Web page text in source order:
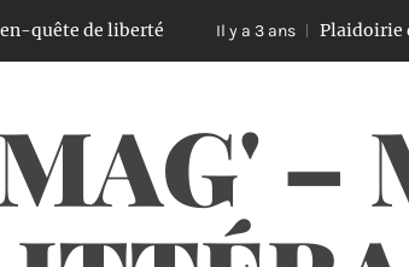
liberté Il y a 3 ans Plaidoirie dans le
–